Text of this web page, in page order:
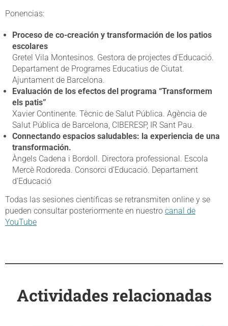
Ponencias:
Proceso de co-creación y transformación de los patios
escolares
Gretel Vila Montesinos. Gestora de projectes d’Educació.
Departament de Programes Educatius de Ciutat.
Ajuntament de Barcelona.
Evaluación de los efectos del programa “Transformem
els patis”
Xavier Continente. Tècnic de Salut Pública. Agència de
Salut Pública de Barcelona, CIBERESP, IR Sant Pau.
Connectando espacios saludables: la experiencia de una
transformación.
Àngels Cadena i Bordoll. Directora professional. Escola
Mercè Rodoreda. Consorci d’Educació. Departament
d’Educació
Todas las sesiones científicas se retransmiten online y se
pueden consultar posteriormente en nuestro canal de
YouTube
Actividades relacionadas